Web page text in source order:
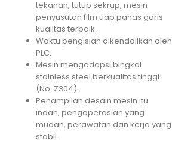
tekanan, tutup sekrup, mesin
penyusutan film uap panas garis
kualitas terbaik.
Waktu pengisian dikendalikan oleh
PLC.
Mesin mengadopsi bingkai
stainless steel berkualitas tinggi
(No. Z304).
Penampilan desain mesin itu
indah, pengoperasian yang
mudah, perawatan dan kerja yang
stabil.